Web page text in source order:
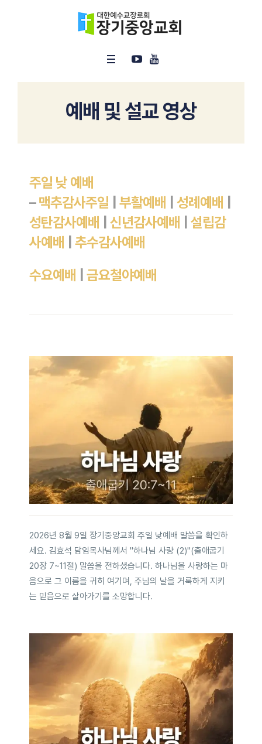
예배 및 설교 영상
주일 낮 예배
–맥추감사주일 부활예배 성례예배
성탄감사예배
신년감사예배
설립감
사예배
추수감사예배
수요예배
금요철야예배
2026년 8월 9일 장기중앙교회 주일 낮예배 말씀을 확인하
세요. 김효석 담임목사님께서 "하나님 사랑 (2)"(출애굽기
20장 7~11절) 말씀을 전하셨습니다. 하나님을 사랑하는 마
음으로 그 이름을 귀히 여기며, 주님의 날을 거룩하게 지키
는 믿음으로 살아가기를 소망합니다.